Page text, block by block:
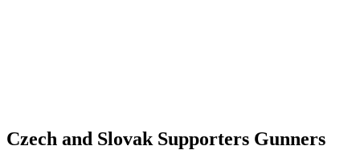
Czech and Slovak Supporters Gunners